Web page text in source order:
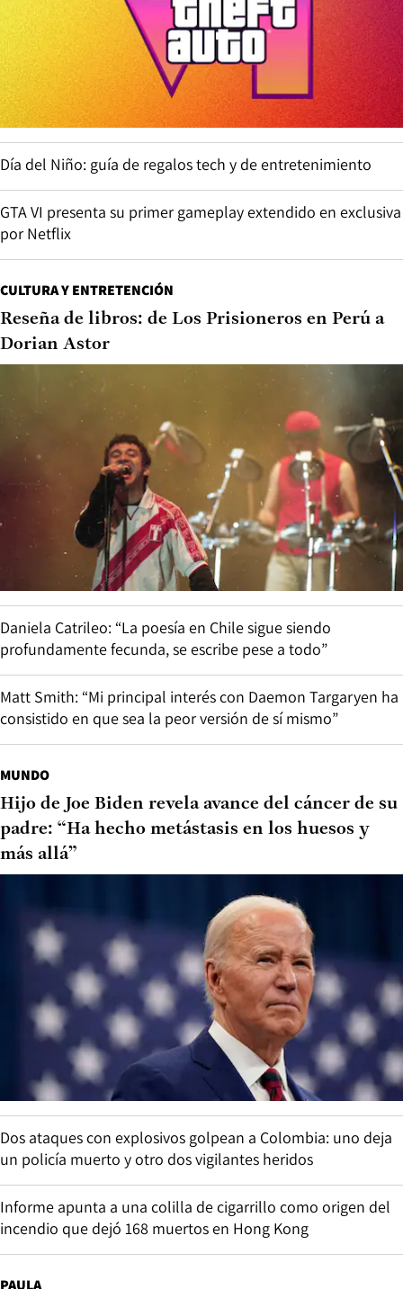
Día del Niño: guía de regalos tech y de entretenimiento
GTA VI presenta su primer gameplay extendido en exclusiva
por Netflix
CULTURA Y ENTRETENCIÓN
Reseña de libros: de Los Prisioneros en Perú a
Dorian Astor
Daniela Catrileo: “La poesía en Chile sigue siendo
profundamente fecunda, se escribe pese a todo”
Matt Smith: “Mi principal interés con Daemon Targaryen ha
consistido en que sea la peor versión de sí mismo”
MUNDO
Hijo de Joe Biden revela avance del cáncer de su
padre: “Ha hecho metástasis en los huesos y
más allá”
Dos ataques con explosivos golpean a Colombia: uno deja
un policía muerto y otro dos vigilantes heridos
Informe apunta a una colilla de cigarrillo como origen del
incendio que dejó 168 muertos en Hong Kong
PAULA